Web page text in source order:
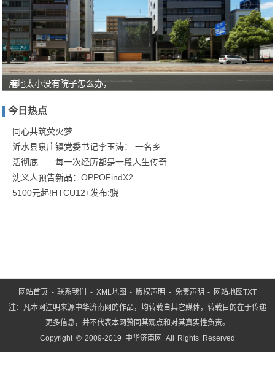
有
对
“教
育
就
是
服
用地太小没有院子怎么办，
今日热点
同心共筑荧火梦
沂水县泉庄镇党委书记李玉涛： 一名乡
活彻底——每一次经历都是一段人生传奇
沈义人预告新品：OPPOFindX2
5100元起!HTCU12+发布:骁
网站首页 -联系我们 - XML地图 -版权声明 - 免责声明 - 网站地图TXT
注：凡本网注明来源中华济南网的作品，均转载自其它媒体，转载目的在于传递
更多信息，并不代表本网赞同其观点和对其真实性负责。
Copyright © 2009-2019 中华济南网 All Rights Reserved